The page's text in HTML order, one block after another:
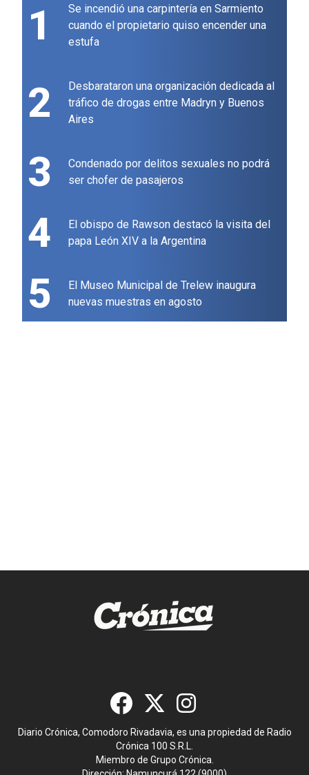
1
Se incendió una carpintería en Sarmiento
cuando el propietario quiso encender una
estufa
2
Desbarataron una organización dedicada al
tráfico de drogas entre Madryn y Buenos
Aires
3
Condenado por delitos sexuales no podrá
ser chofer de pasajeros
4
El obispo de Rawson destacó la visita del
papa León XIV a la Argentina
5
El Museo Municipal de Trelew inaugura
nuevas muestras en agosto
Diario Crónica, Comodoro Rivadavia, es una propiedad de Radio
Crónica 100 S.R.L.
Miembro de Grupo Crónica.